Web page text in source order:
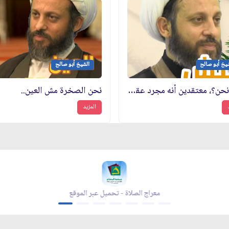
أبو صالح
لماذا نحن؟، معتقدين أنه مجرد عقوبة؟
الشيخ أبو صالح
نحن الصخرة مش العين..
المزيد
معراج الصلاة - تحميل عبر الموقع